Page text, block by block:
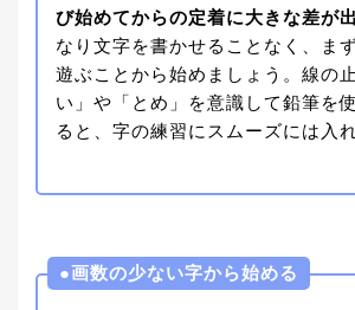
び始めてからの定着に大きな差が
なり文字を書かせることなく、ま
遊ぶことから始めましょう。線の
い」や「とめ」を意識して鉛筆を
ると、字の練習にスムーズには入
●画数の少ない字から始める